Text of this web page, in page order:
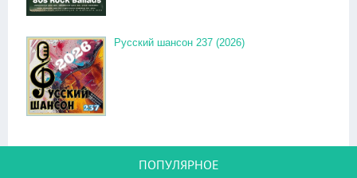
Русский шансон 237 (2026)
ПОПУЛЯРНОЕ